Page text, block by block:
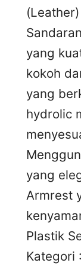
yang
kokoh
yang
hydrolic
yang
Armrest
Plastik
Kategori :